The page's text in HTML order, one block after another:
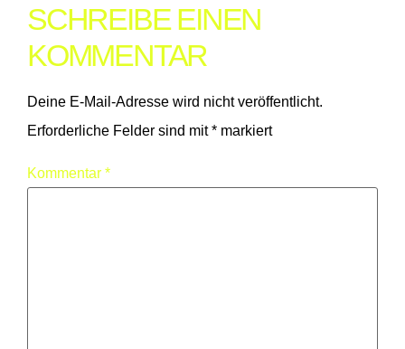
SCHREIBE EINEN
KOMMENTAR
Deine E-Mail-Adresse wird nicht veröffentlicht.
Erforderliche Felder sind mit* markiert
Kommentar *